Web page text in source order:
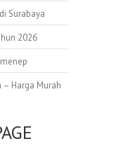
Surabaya
2026
– Harga Murah